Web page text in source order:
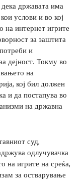
државата има
услови и во кој
на интернет игрите
за заштита
и
дејност. Токму во
на
кој бил должен
и да постапува во
на државна
суд,
одлучувачка
на игрите на среќа,
за остварување